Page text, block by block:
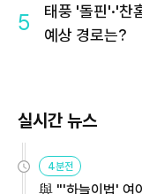
5
태풍 '돌핀'·'찬
예상 경로는?
실시간 뉴스
4분전
與 "'하늘이법' 여